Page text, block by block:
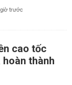
trước
cao tốc
thành